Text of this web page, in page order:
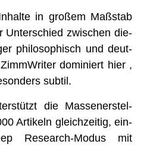
in gro­ßem Maß­stab
Unter­schied zwi­schen die­
phi­lo­so­phisch und deut­
domi­niert hier ,
subtil.
die Mas­sen­er­stel­
Arti­keln gleich­zei­tig, ein­
Rese­arch-Modus mit